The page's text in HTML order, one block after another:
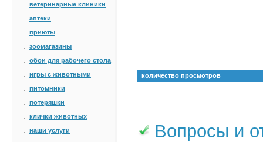
ветеринарные клиники
аптеки
приюты
зоомагазины
обои для рабочего стола
игры с животными
питомники
потеряшки
клички животных
наши услуги
количество просмотров
Вопросы и